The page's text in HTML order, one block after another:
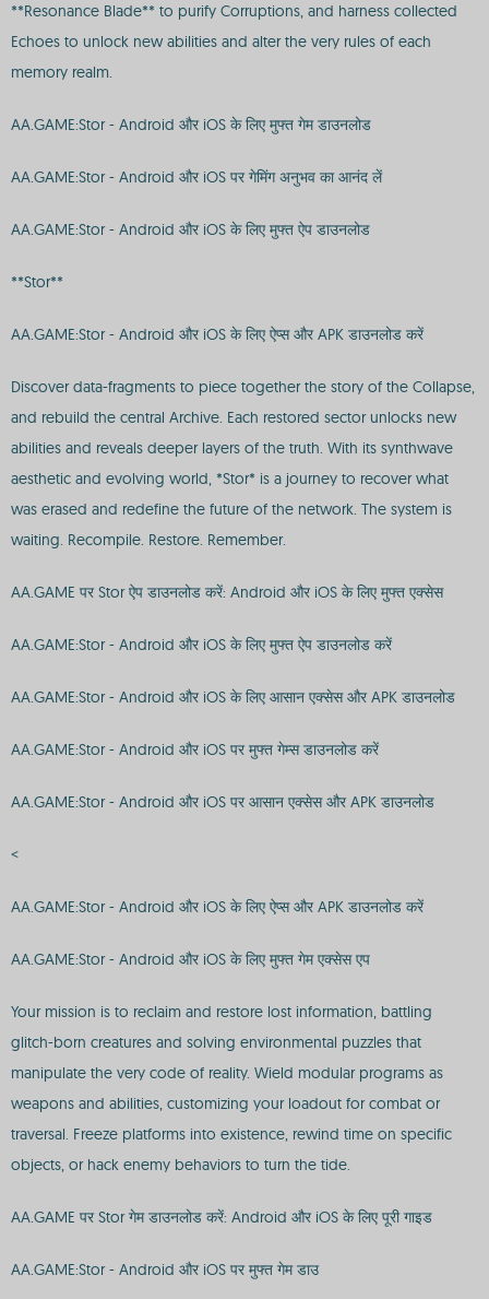
**Resonance Blade** to purify Corruptions, and harness collected
Echoes to unlock new abilities and alter the very rules of each
memory realm.
AA.GAME:Stor - Android और iOS के लिए मुफ्त गेम डाउनलोड
AA.GAME:Stor - Android और iOS पर गेमिंग अनुभव का आनंद लें
AA.GAME:Stor - Android और iOS के लिए मुफ्त ऐप डाउनलोड
**Stor**
AA.GAME:Stor - Android और iOS के लिए ऐप्स और APK डाउनलोड करें
Discover data-fragments to piece together the story of the Collapse,
and rebuild the central Archive. Each restored sector unlocks new
abilities and reveals deeper layers of the truth. With its synthwave
aesthetic and evolving world, *Stor* is a journey to recover what
was erased and redefine the future of the network. The system is
waiting. Recompile. Restore. Remember.
AA.GAME पर Stor ऐप डाउनलोड करें: Android और iOS के लिए मुफ्त एक्सेस
AA.GAME:Stor - Android और iOS के लिए मुफ्त ऐप डाउनलोड करें
AA.GAME:Stor - Android और iOS के लिए आसान एक्सेस और APK डाउनलोड
AA.GAME:Stor - Android और iOS पर मुफ्त गेम्स डाउनलोड करें
AA.GAME:Stor - Android और iOS पर आसान एक्सेस और APK डाउनलोड
<
AA.GAME:Stor - Android और iOS के लिए ऐप्स और APK डाउनलोड करें
AA.GAME:Stor - Android और iOS के लिए मुफ्त गेम एक्सेस एप
Your mission is to reclaim and restore lost information, battling
glitch-born creatures and solving environmental puzzles that
manipulate the very code of reality. Wield modular programs as
weapons and abilities, customizing your loadout for combat or
traversal. Freeze platforms into existence, rewind time on specific
objects, or hack enemy behaviors to turn the tide.
AA.GAME पर Stor गेम डाउनलोड करें: Android और iOS के लिए पूरी गाइड
AA.GAME:Stor - Android और iOS पर मुफ्त गेम डाउ